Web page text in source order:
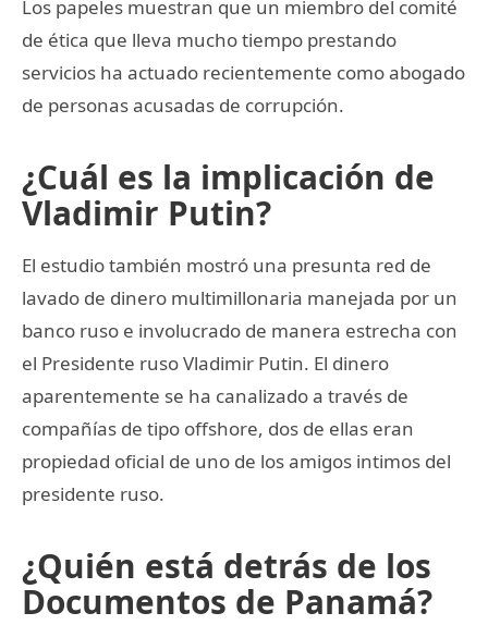
Los papeles muestran que un miembro del comité
de ética que lleva mucho tiempo prestando
servicios ha actuado recientemente como abogado
de personas acusadas de corrupción.
¿Cuál es la implicación de
Vladimir Putin?
El estudio también mostró una presunta red de
lavado de dinero multimillonaria manejada por un
banco ruso e involucrado de manera estrecha con
el Presidente ruso Vladimir Putin. El dinero
aparentemente se ha canalizado a través de
compañías de tipo offshore, dos de ellas eran
propiedad oficial de uno de los amigos intimos del
presidente ruso.
¿Quién está detrás de los
Documentos de Panamá?